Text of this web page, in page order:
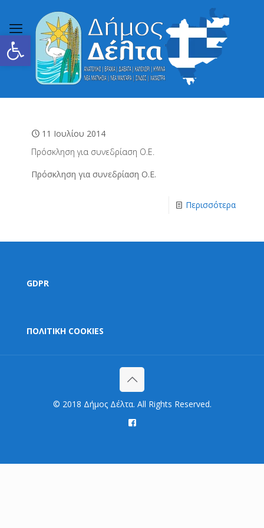
Ανοίξτε τη γραμμή εργαλείων
11 Ιουλίου 2014
Πρόσκληση για συνεδρίαση Ο.Ε.
Πρόσκληση για συνεδρίαση Ο.Ε.
Περισσότερα
GDPR
ΠΟΛΙΤΙΚΗ COOKIES
© 2018 Δήμος Δέλτα. All Rights Reserved.